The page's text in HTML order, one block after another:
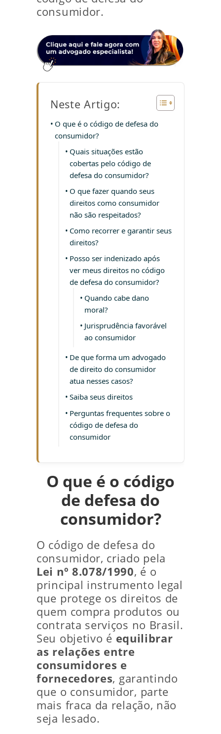
consumidor.
Neste Artigo:
O que é o código de defesa do
consumidor?
Quais situações estão
cobertas pelo código de
defesa do consumidor?
O que fazer quando seus
direitos como consumidor
não são respeitados?
Como recorrer e garantir seus
direitos?
Posso ser indenizado após
ver meus direitos no código
de defesa do consumidor?
Quando cabe dano
moral?
Jurisprudência favorável
ao consumidor
De que forma um advogado
de direito do consumidor
atua nesses casos?
Saiba seus direitos
Perguntas frequentes sobre o
código de defesa do
consumidor
O que é o código
de defesa do
consumidor?
O código de defesa do
consumidor, criado pela
Lei nº 8.078/1990, é o
principal instrumento legal
que protege os direitos de
quem compra produtos ou
contrata serviços no Brasil.
Seu objetivo é equilibrar
as relações entre
consumidores e
fornecedores, garantindo
que o consumidor, parte
mais fraca da relação, não
seja lesado.